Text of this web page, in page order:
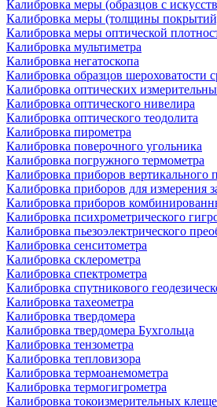
Калибровка меры (образцов с
Калибровка меры (толщины
Калибровка меры оптической
Калибровка мультиметра
Калибровка негатоскопа
Калибровка образцов шероховатости
Калибровка оптических
Калибровка оптического нивелира
Калибровка оптического теодолита
Калибровка пирометра
Калибровка поверочного угольника
Калибровка погружного термометра
Калибровка приборов вертикального
Калибровка приборов для измерения
Калибровка приборов
Калибровка психрометрического
Калибровка пьезоэлектрического
Калибровка сенситометра
Калибровка склерометра
Калибровка спектрометра
Калибровка спутникового
Калибровка тахеометра
Калибровка твердомера
Калибровка твердомера Бухгольца
Калибровка тензометра
Калибровка тепловизора
Калибровка термоанемометра
Калибровка термогигрометра
Калибровка токоизмерительных